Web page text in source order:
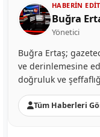
HABERIN
Buğra
Yönetici
Buğra Ertaş;
ve derinlemesine
doğruluk ve
Tüm Haberleri